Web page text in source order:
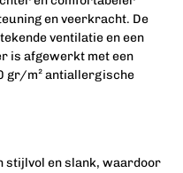
en veerkracht. De
ventilatie en een
is afgewerkt met een
gr/m² antiallergische
stijlvol en slank, waardoor